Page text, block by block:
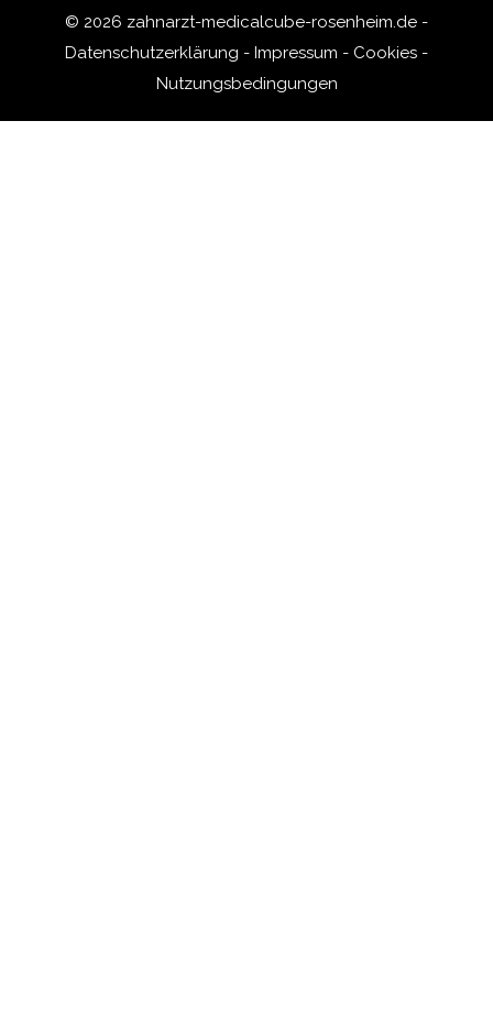
© 2026 zahnarzt-medicalcube-rosenheim.de -
Datenschutzerklärung - Impressum - Cookies -
Nutzungsbedingungen